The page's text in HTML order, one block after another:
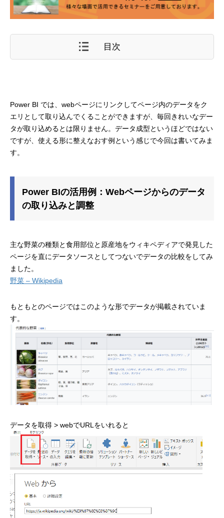
目次
Power BI では、webページにリンクしてページ内のデータをク
エリとして取り込んでくることができますが、毎回きれいなデー
タが取り込めるとは限りません。データ成型というほどではない
ですが、使える形に整えなおす例という感じで今回は書いてみま
す。
Power BIの活用例：Webページからのデータ
の取り込みと調整
主な野菜の種類と食用部位と原産地をウィキペディアで発見した
ページを直にデータソースとしてつないでデータの比較をしてみ
ました。
野菜 – Wikipedia
もともとのページではこのような形でデータが掲載されていま
す。
データを取得 > webでURLをいれると